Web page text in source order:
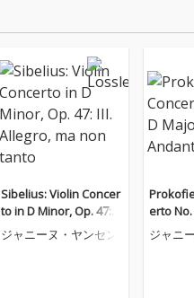
Sibelius: Violin Concer
to in D Minor, Op. 47: II
I. Allegro, ma non tant
o
ジャニーヌ・ヤンセン
erto
Op. 19:
ジャニ